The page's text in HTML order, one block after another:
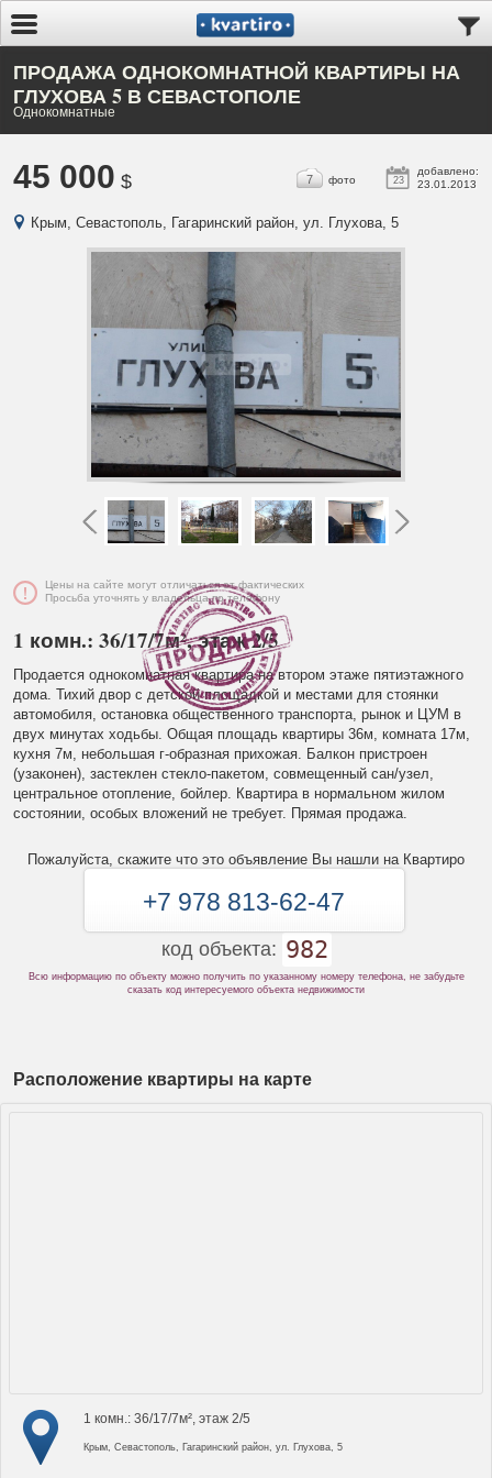
ПРОДАЖА ОДНОКОМНАТНОЙ КВАРТИРЫ НА
ГЛУХОВА 5 В СЕВАСТОПОЛЕ
Однокомнатные
45 000 $ 23
добавлено:
23.01.2013
7 фото
Крым, Севастополь, Гагаринский район, ул. Глухова, 5
Цены на сайте могут отличаться от фактических
Просьба уточнять у владельца по телефону
1 комн.: 36/17/7м², этаж 2/5
Продается однокомнатная квартира на втором этаже пятиэтажного
дома. Тихий двор с детской площадкой и местами для стоянки
автомобиля, остановка общественного транспорта, рынок и ЦУМ в
двух минутах ходьбы. Общая площадь квартиры 36м, комната 17м,
кухня 7м, небольшая г-образная прихожая. Балкон пристроен
(узаконен), застеклен стекло-пакетом, совмещенный сан/узел,
центральное отопление, бойлер. Квартира в нормальном жилом
состоянии, особых вложений не требует. Прямая продажа.
Пожалуйста, скажите что это объявление Вы нашли на Квартиро
+7 978 813-62-47
код объекта: 982
Всю информацию по объекту можно получить по указанному номеру телефона, не забудьте
сказать код интересуемого объекта недвижимости
Расположение квартиры на карте
1 комн.: 36/17/7м², этаж 2/5
Крым, Севастополь, Гагаринский район, ул. Глухова, 5